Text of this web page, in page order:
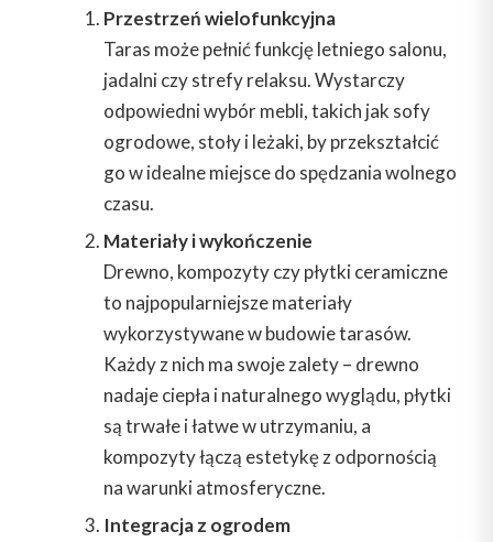
Przestrzeń wielofunkcyjna
Taras może pełnić funkcję letniego salonu,
jadalni czy strefy relaksu. Wystarczy
odpowiedni wybór mebli, takich jak sofy
ogrodowe, stoły i leżaki, by przekształcić
go w idealne miejsce do spędzania wolnego
czasu.
Materiały i wykończenie
Drewno, kompozyty czy płytki ceramiczne
to najpopularniejsze materiały
wykorzystywane w budowie tarasów.
Każdy z nich ma swoje zalety – drewno
nadaje ciepła i naturalnego wyglądu, płytki
są trwałe i łatwe w utrzymaniu, a
kompozyty łączą estetykę z odpornością
na warunki atmosferyczne.
Integracja z ogrodem